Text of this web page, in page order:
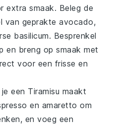
extra smaak. Beleg de
van geprakteavocado,
basilicum. Besprenkel
en breng op smaak met
voor een frisse en
een Tiramisu maakt
en amaretto om
en voeg een